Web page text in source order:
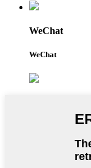
WeChat
WeChat